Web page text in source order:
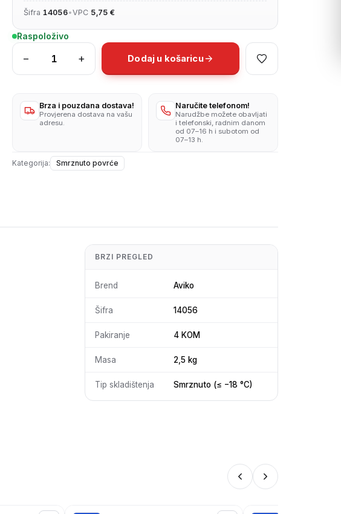
Šifra 14056•VPC 5,75 €
Raspoloživo
−
Krumpir
pire
2,5
kg
+ Dodaj u košaricu
Brza i pouzdana dostava!
Provjerena dostava na vašu
adresu.
Naručite telefonom!
Narudžbe možete obavljati
i telefonski, radnim danom
od 07–16 h i subotom od
07–13 h.
Kategorija: Smrznuto povrće
BRZI PREGLED
Brend Aviko
Šifra 14056
Pakiranje 4 KOM
Masa 2,5 kg
Tip skladištenja Smrznuto (≤ −18 °C)